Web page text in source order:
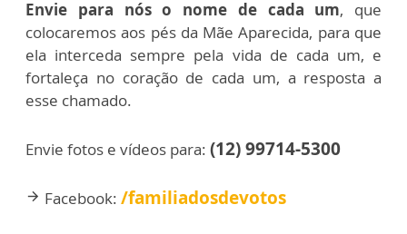
Envie para nós o nome de cada um, que
colocaremos aos pés da Mãe Aparecida, para que
ela interceda sempre pela vida de cada um, e
fortaleça no coração de cada um, a resposta a
esse chamado.
Envie fotos e vídeos para: (12) 99714-5300
arrow_forward Facebook: /familiadosdevotos